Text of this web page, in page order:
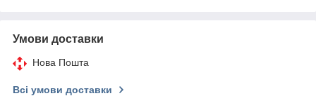
Умови доставки
Нова Пошта
Всі умови доставки